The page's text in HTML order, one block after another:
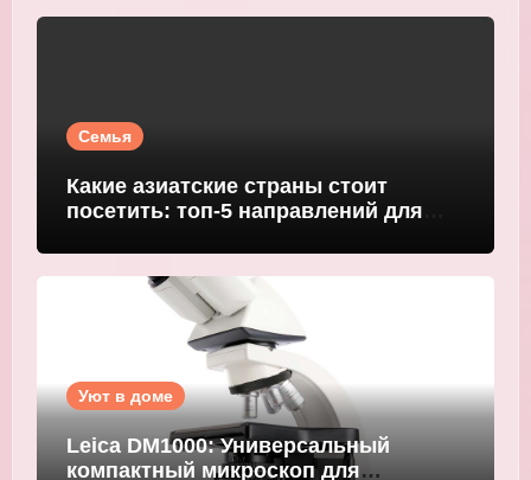
Семья
Какие азиатские страны стоит
посетить: топ-5 направлений для
Уют в доме
Leica DM1000: Универсальный
компактный микроскоп для